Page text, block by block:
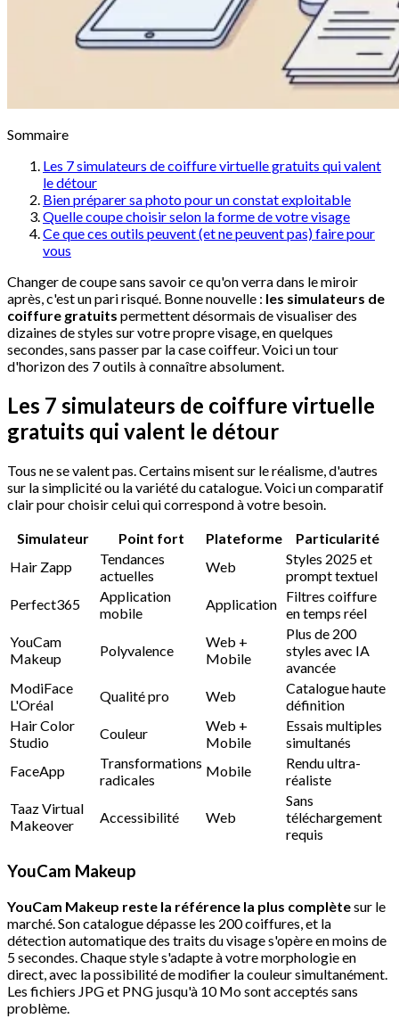
Sommaire
Les 7 simulateurs de coiffure virtuelle gratuits qui valent
le détour
Bien préparer sa photo pour un constat exploitable
Quelle coupe choisir selon la forme de votre visage
Ce que ces outils peuvent (et ne peuvent pas) faire pour
vous
Changer de coupe sans savoir ce qu'on verra dans le miroir
après, c'est un pari risqué. Bonne nouvelle : les simulateurs de
coiffure gratuits permettent désormais de visualiser des
dizaines de styles sur votre propre visage, en quelques
secondes, sans passer par la case coiffeur. Voici un tour
d'horizon des 7 outils à connaître absolument.
Les 7 simulateurs de coiffure virtuelle
gratuits qui valent le détour
Tous ne se valent pas. Certains misent sur le réalisme, d'autres
sur la simplicité ou la variété du catalogue. Voici un comparatif
clair pour choisir celui qui correspond à votre besoin.
Simulateur
Point fort Plateforme
Particularité
Hair Zapp
Tendances
actuelles
Web
Styles 2025 et
prompt textuel
Perfect365
Application
mobile
Application Filtres coiffure
en temps réel
YouCam
Makeup
Polyvalence
Web +
Mobile
Plus de 200
styles avec IA
avancée
ModiFace
L'Oréal
Qualité pro Web
Catalogue haute
définition
Hair Color
Studio
Couleur
Web +
Mobile
Essais multiples
simultanés
FaceApp
Transformations
radicales
Mobile
Rendu ultra-
réaliste
Taaz Virtual
Makeover
Accessibilité Web
Sans
téléchargement
requis
YouCam Makeup
YouCam Makeup reste la référence la plus complètesur le
marché. Son catalogue dépasse les 200 coiffures, et la
détection automatique des traits du visage s'opère en moins de
5 secondes. Chaque style s'adapte à votre morphologie en
direct, avec la possibilité de modifier la couleur simultanément.
Les fichiers JPG et PNG jusqu'à 10 Mo sont acceptés sans
problème.